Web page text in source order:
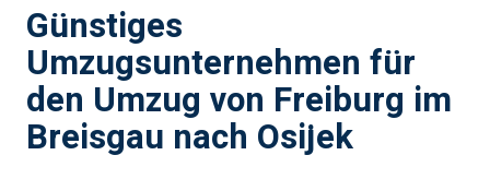
Günstiges
Umzugsunternehmen für
den Umzug von Freiburg im
Breisgau nach Osijek